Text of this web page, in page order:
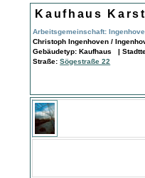
Kaufhaus
Arbeitsgemeinschaft:
Christoph Ingenhoven /
Gebäudetyp: Kaufhaus |
Straße:Sögestraße 22